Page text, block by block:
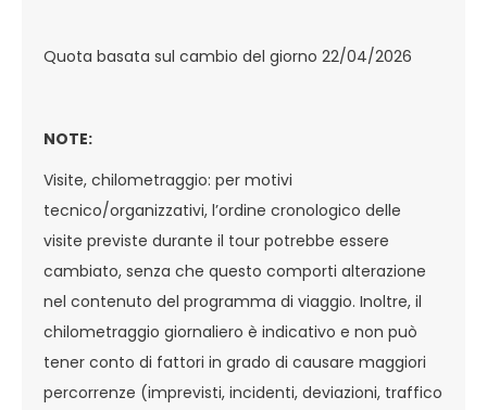
Quota basata sul cambio del giorno 22/04/2026
NOTE:
Visite, chilometraggio: per motivi
tecnico/organizzativi, l’ordine cronologico delle
visite previste durante il tour potrebbe essere
cambiato, senza che questo comporti alterazione
nel contenuto del programma di viaggio. Inoltre, il
chilometraggio giornaliero è indicativo e non può
tener conto di fattori in grado di causare maggiori
percorrenze (imprevisti, incidenti, deviazioni, traffico